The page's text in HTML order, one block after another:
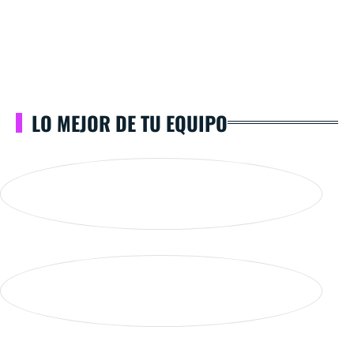
LO MEJOR DE TU EQUIPO